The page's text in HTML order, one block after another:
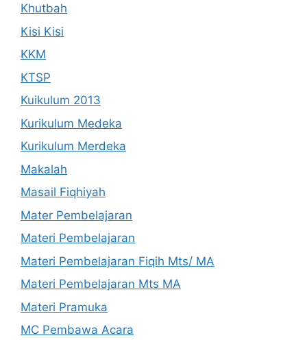
Khutbah
Kisi Kisi
KKM
KTSP
Kuikulum 2013
Kurikulum Medeka
Kurikulum Merdeka
Makalah
Masail Fiqhiyah
Mater Pembelajaran
Materi Pembelajaran
Materi Pembelajaran Fiqih Mts/ MA
Materi Pembelajaran Mts MA
Materi Pramuka
MC Pembawa Acara